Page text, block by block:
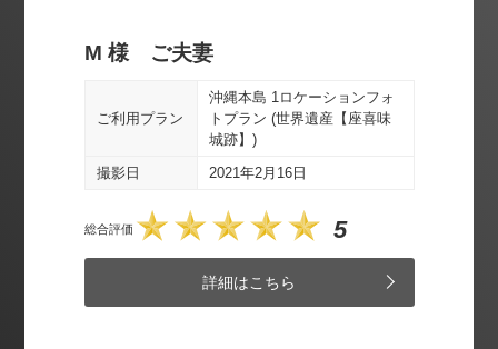
M 様 ご夫妻
ご利用プラン
沖縄本島 1ロケーションフォ
トプラン (世界遺産【座喜味
城跡】)
撮影日
2021年2月16日
総合評価 5
詳細はこちら